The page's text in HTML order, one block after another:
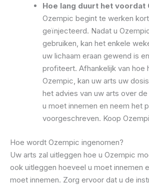
Hoe lang duurt het voordat
Ozempic begint te werken
geïnjecteerd. Nadat u
gebruiken, kan het enkele
uw lichaam eraan gewend is
profiteert. Afhankelijk van hoe
Ozempic, kan uw arts uw
het advies van uw arts over
u moet innemen en neem het
voorgeschreven. Koop
Hoe wordt Ozempic ingenomen?
Uw arts zal uitleggen hoe u Ozempic
ook uitleggen hoeveel u moet innemen
moet innemen. Zorg ervoor dat u de